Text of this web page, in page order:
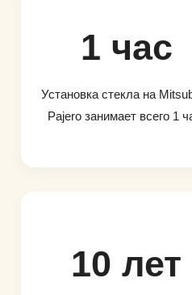
1 час
Установка стекла на
Pajero занимает всего 1
10 лет